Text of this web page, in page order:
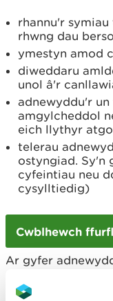
rhannu'r
rhwng dau
ymestyn amod
diweddaru
unol â'r
adnewyddu'r
amgylcheddol
eich llythyr
telerau
ostyngiad. Sy'n
cyfeintiau neu
cysylltiedig)
Cwblhewch
Ar gyfer
telerau gwahanol